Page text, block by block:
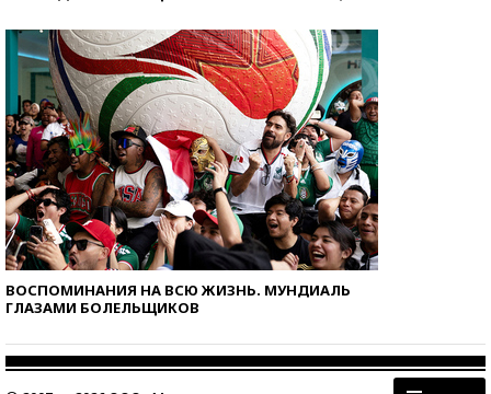
ВОСПОМИНАНИЯ НА ВСЮ ЖИЗНЬ. МУНДИАЛЬ
ГЛАЗАМИ БОЛЕЛЬЩИКОВ